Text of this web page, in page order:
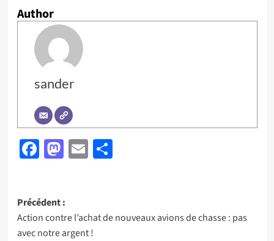
Author
sander
Facebook
Mastodon
EmailPartager
Navigation
d’article
Précédent :
Action contre l’achat de nouveaux avions de chasse : pas
avec notre argent !